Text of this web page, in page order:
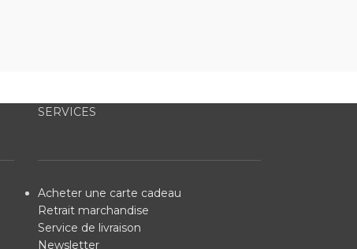
SERVICES
Acheter une carte cadeau
Retrait marchandise
Service de livraison
Newsletter